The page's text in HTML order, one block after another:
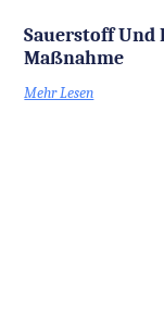
Sauerstoff
Maßnahme
Mehr Lesen